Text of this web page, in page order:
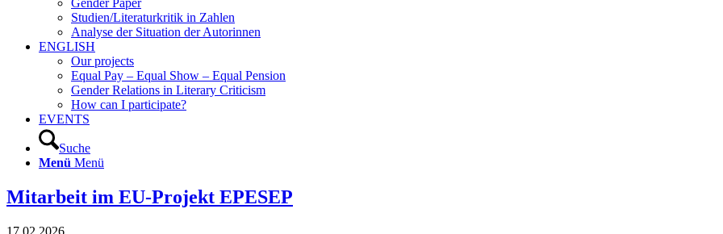
Gender Paper
Studien/Literaturkritik in Zahlen
Analyse der Situation der Autorinnen
ENGLISH
Our projects
Equal Pay – Equal Show – Equal Pension
Gender Relations in Literary Criticism
How can I participate?
EVENTS
Suche
Menü Menü
Mitarbeit im EU-Projekt EPESEP